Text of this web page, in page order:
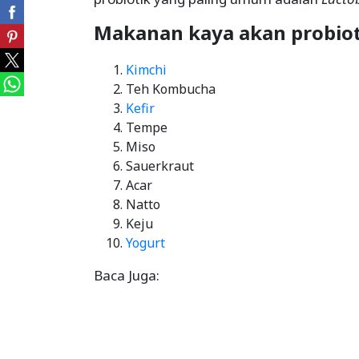
Makanan kaya akan
Kimchi
Teh Kombucha
Kefir
Tempe
Miso
Sauerkraut
Acar
Natto
Keju
Yogurt
Baca Juga: